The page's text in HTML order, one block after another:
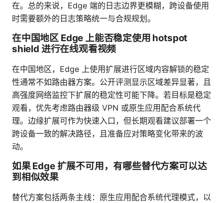
在。总的来说，Edge 端的日志边界更模糊，跨设备使用
时需要额外的日志策略统一与合规规划。
在中国地区 Edge 上能否稳定使用 hotspot
shield 进行在线观看视频
在中国地区，Edge 上使用扩展进行区域内容解锁的稳定
性通常不如路由器方案。公开评测显示区域差异显著，且
高强度网络监控下扩展的稳定性可能下降。若目标是稳定
观看，优先考虑路由器级 VPN 或原生应用配合系统代
理。边缘扩展可作为快速入口，但长期观看建议部署一个
跨设备一致的解决路径，且准备应对策略变化带来的波
动。
如果 Edge 扩展不可用，有哪些替代方案可以达
到相似效果
替代方案包括两条主线：原生应用配合系统代理模式，以